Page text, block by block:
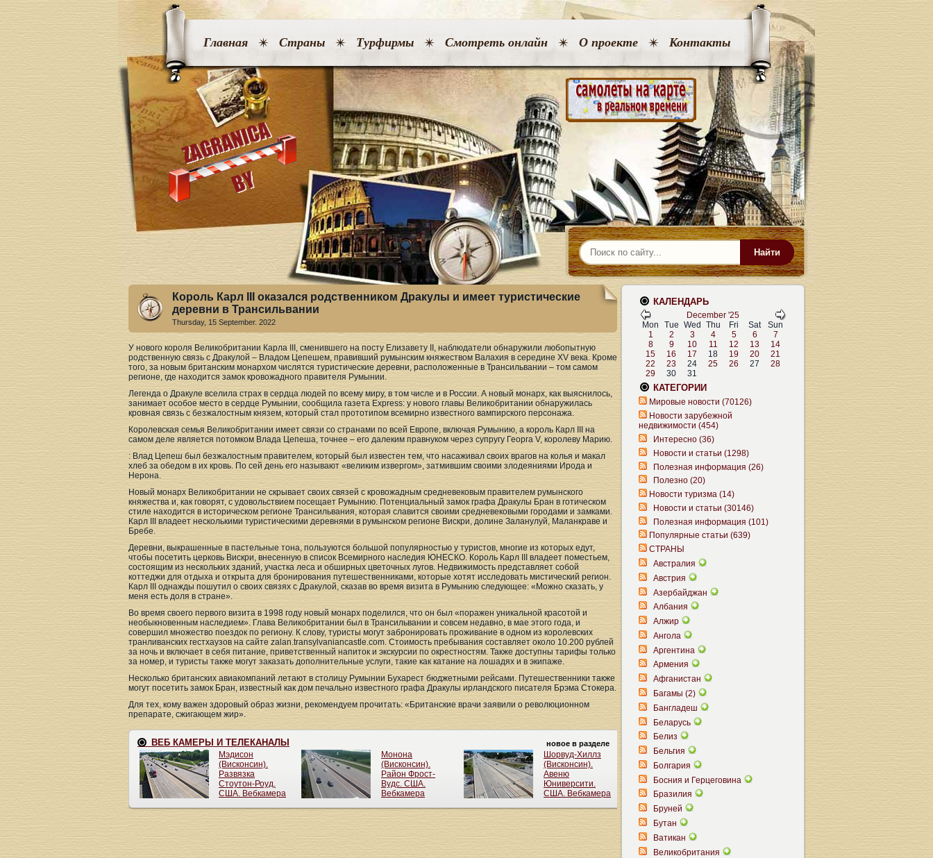
Главная Страны Турфирмы Смотреть онлайн О проекте Контакты
Найти
Король Карл III оказался родственником Дракулы и имеет туристические
деревни в Трансильвании
Thursday, 15 September. 2022
У нового короля Великобритании Карла III, сменившего на посту Елизавету II, наблюдатели обнаружили любопытную
родственную связь с Дракулой – Владом Цепешем, правивший румынским княжеством Валахия в середине XV века. Кроме
того, за новым британским монархом числятся туристические деревни, расположенные в Трансильвании – том самом
регионе, где находится замок кровожадного правителя Румынии.
Легенда о Дракуле вселила страх в сердца людей по всему миру, в том числе и в России. А новый монарх, как выяснилось,
занимает особое место в сердце Румынии, сообщила газета Express: у нового главы Великобритании обнаружилась
кровная связь с безжалостным князем, который стал прототипом всемирно известного вампирского персонажа.
Королевская семья Великобритании имеет связи со странами по всей Европе, включая Румынию, а король Карл III на
самом деле является потомком Влада Цепеша, точнее – его далеким правнуком через супругу Георга V, королеву Марию.
: Влад Цепеш был безжалостным правителем, который был известен тем, что насаживал своих врагов на колья и макал
хлеб за обедом в их кровь. По сей день его называют «великим извергом», затмившим своими злодеяниями Ирода и
Нерона.
Новый монарх Великобритании не скрывает своих связей с кровожадным средневековым правителем румынского
княжества и, как говорят, с удовольствием посещает Румынию. Потенциальный замок графа Дракулы Бран в готическом
стиле находится в историческом регионе Трансильвания, которая славится своими средневековыми городами и замками.
Карл III владеет несколькими туристическими деревнями в румынском регионе Вискри, долине Заланулуй, Маланкраве и
Бребе.
Деревни, выкрашенные в пастельные тона, пользуются большой популярностью у туристов, многие из которых едут,
чтобы посетить церковь Вискри, внесенную в список Всемирного наследия ЮНЕСКО. Король Карл III владеет поместьем,
состоящим из нескольких зданий, участка леса и обширных цветочных лугов. Недвижимость представляет собой
коттеджи для отдыха и открыта для бронирования путешественниками, которые хотят исследовать мистический регион.
Карл III однажды пошутил о своих связях с Дракулой, сказав во время визита в Румынию следующее: «Можно сказать, у
меня есть доля в стране».
Во время своего первого визита в 1998 году новый монарх поделился, что он был «поражен уникальной красотой и
необыкновенным наследием». Глава Великобритании был в Трансильвании и совсем недавно, в мае этого года, и
совершил множество поездок по региону. К слову, туристы могут забронировать проживание в одном из королевских
транливанских гестхаузов на сайте zalan.transylvaniancastle.com. Стоимость пребывания составляет около 10.200 рублей
за ночь и включает в себя питание, приветственный напиток и экскурсии по окрестностям. Также доступны тарифы только
за номер, и туристы также могут заказать дополнительные услуги, такие как катание на лошадях и в экипаже.
Несколько британских авиакомпаний летают в столицу Румынии Бухарест бюджетными рейсами. Путешественники также
могут посетить замок Бран, известный как дом печально известного графа Дракулы ирландского писателя Брэма Стокера.
Для тех, кому важен здоровый образ жизни, рекомендуем прочитать: «Британские врачи заявили о революционном
препарате, сжигающем жир».
КАЛЕНДАРЬ
December '25
Mon
Tue Wed Thu Fri Sat
Sun
1
2 3 4 5 6
7
8
9 10 11 12 13
14
15
16 17 18 19 20
21
22
23 24 25 26 27
28
29
30 31
КАТЕГОРИИ
Мировые новости (70126)
Новости зарубежной
недвижимости (454)
Интересно (36)
Новости и статьи (1298)
Полезная информация (26)
Полезно (20)
Новости туризма (14)
Новости и статьи (30146)
Полезная информация (101)
Популярные статьи (639)
СТРАНЫ
Австралия
Австрия
Азербайджан
Албания
Алжир
Ангола
Аргентина
Армения
Афганистан
Багамы (2)
Бангладеш
Беларусь
Белиз
Бельгия
Болгария
Босния и Герцеговина
Бразилия
Бруней
Бутан
Ватикан
Великобритания